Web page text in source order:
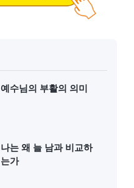
예수님의 부활의 의미
나는 왜 늘 남과 비교하
는가